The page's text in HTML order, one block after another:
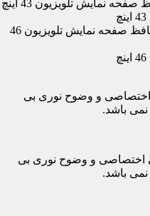
نمایش تلویزیون 43 اینچ
قیمت و خرید اینترنتی انواع محافظ صفحه نمایش تلویزیون 46
و وضوح نوری بی
نمی باشد.
اختصاصی و وضوح نوری بی
نمی باشد.